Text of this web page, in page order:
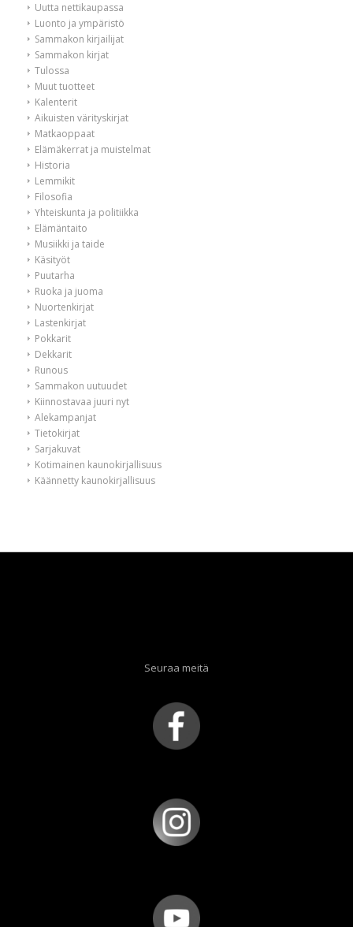
Uutta nettikaupassa
Luonto ja ympäristö
Sammakon kirjailijat
Sammakon kirjat
Tulossa
Muut tuotteet
Kalenterit
Aikuisten värityskirjat
Matkaoppaat
Elämäkerrat ja muistelmat
Historia
Lemmikit
Filosofia
Yhteiskunta ja politiikka
Elämäntaito
Musiikki ja taide
Käsityöt
Puutarha
Ruoka ja juoma
Nuortenkirjat
Lastenkirjat
Pokkarit
Dekkarit
Runous
Sammakon uutuudet
Kiinnostavaa juuri nyt
Alekampanjat
Tietokirjat
Sarjakuvat
Kotimainen kaunokirjallisuus
Käännetty kaunokirjallisuus
Seuraa meitä